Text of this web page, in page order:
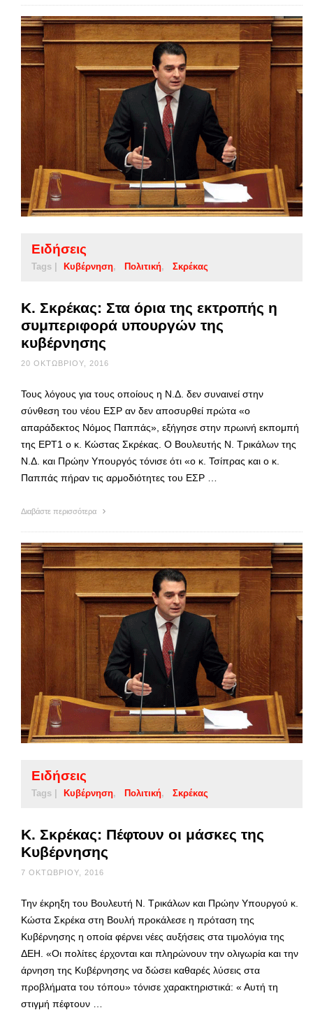
Ειδήσεις
Tags | Κυβέρνηση Πολιτική Σκρέκας
Κ. Σκρέκας: Στα όρια της εκτροπής η
συμπεριφορά υπουργών της
κυβέρνησης
20 ΟΚΤΩΒΡΊΟΥ, 2016
Τους λόγους για τους οποίους η Ν.Δ. δεν συναινεί στην
σύνθεση του νέου ΕΣΡ αν δεν αποσυρθεί πρώτα «ο
απαράδεκτος Νόμος Παππάς», εξήγησε στην πρωινή εκπομπή
της ΕΡΤ1 ο κ. Κώστας Σκρέκας. Ο Βουλευτής Ν. Τρικάλων της
Ν.Δ. και Πρώην Υπουργός τόνισε ότι «ο κ. Τσίπρας και ο κ.
Παππάς πήραν τις αρμοδιότητες του ΕΣΡ …
Διαβάστε περισσότερα
Ειδήσεις
Tags | Κυβέρνηση Πολιτική Σκρέκας
Κ. Σκρέκας: Πέφτουν οι μάσκες της
Κυβέρνησης
7 ΟΚΤΩΒΡΊΟΥ, 2016
Την έκρηξη του Βουλευτή Ν. Τρικάλων και Πρώην Υπουργού κ.
Κώστα Σκρέκα στη Βουλή προκάλεσε η πρόταση της
Κυβέρνησης η οποία φέρνει νέες αυξήσεις στα τιμολόγια της
ΔΕΗ. «Οι πολίτες έρχονται και πληρώνουν την ολιγωρία και την
άρνηση της Κυβέρνησης να δώσει καθαρές λύσεις στα
προβλήματα του τόπου» τόνισε χαρακτηριστικά: « Αυτή τη
στιγμή πέφτουν …